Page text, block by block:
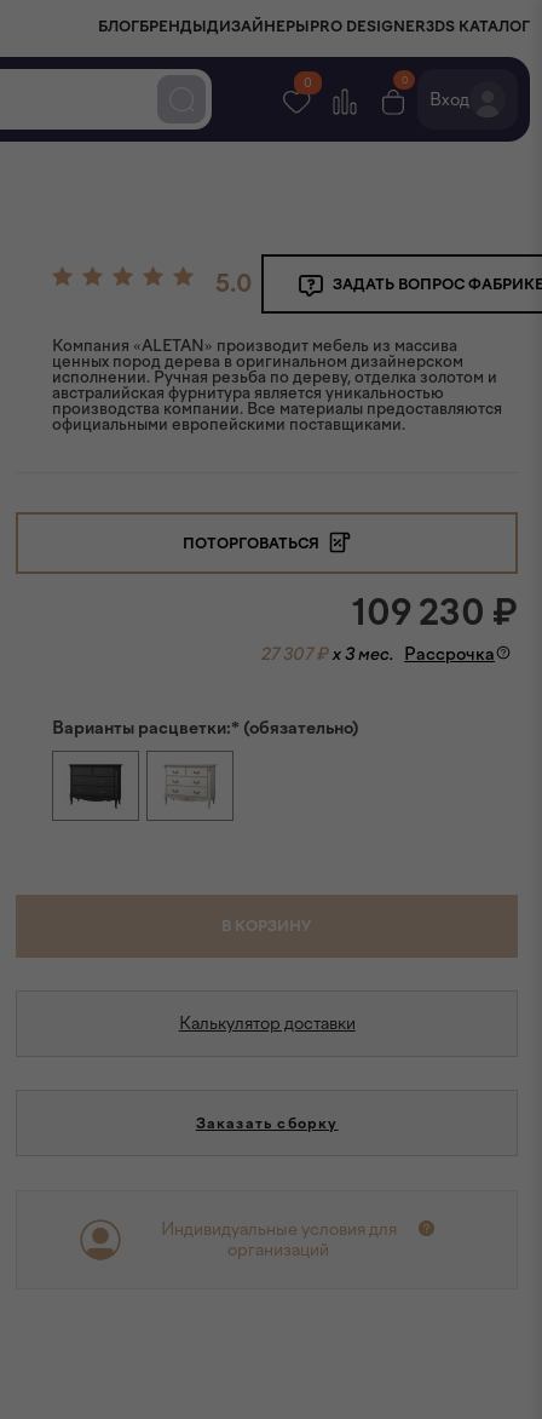
БЛОГ БРЕНДЫ ДИЗАЙНЕРЫ PRO DESIGNER3DS КАТАЛОГ
0 0
Вход
5.0 ЗАДАТЬ ВОПРОС
Компания «ALETAN» производит мебель из массива
ценных пород дерева в оригинальном дизайнерском
исполнении. Ручная резьба по дереву, отделка золотом и
австралийская фурнитура является уникальностью
производства компании. Все материалы предоставляются
официальными европейскими поставщиками.
ПОТОРГОВАТЬСЯ
109 230 ₽
27 307 ₽x 3 мес. Рассрочка
Варианты расцветки:* (обязательно)
В КОРЗИНУ
Калькулятор доставки
Заказать сборку
Индивидуальные условия для
организаций